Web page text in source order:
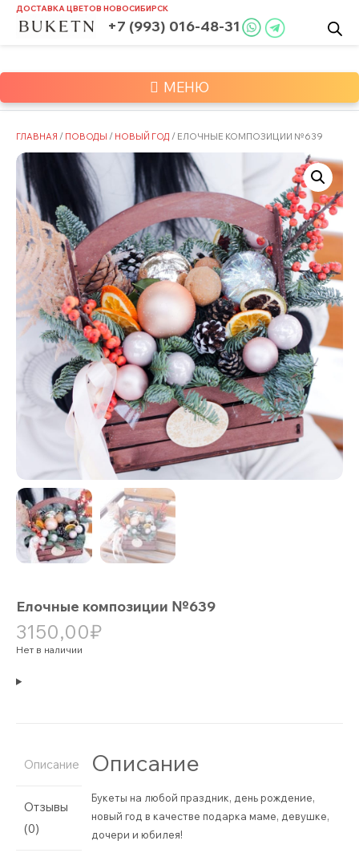
SkipДОСТАВКА ЦВЕТОВ НОВОСИБИРСК
+7 (993) 016-48-31
МЕНЮ
ГЛАВНАЯ / ПОВОДЫ / НОВЫЙ ГОД / ЕЛОЧНЫЕ КОМПОЗИЦИИ №639
Елочные композиции №639
3150,00₽
Нет в наличии
Описание
Отзывы
(0)
Описание
Букеты на любой праздник, день рождение,
новый год в качестве подарка маме, девушке,
дочери и юбилея!